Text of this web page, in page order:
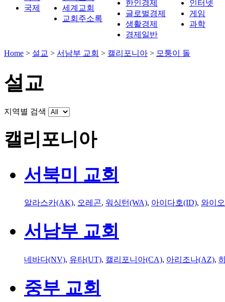
국제
세계교회
교회주소록
한인경제
글로벌경제
생활경제
경제일반
인터넷
게임
과학
Home > 설교 > 서남부 교회 > 캘리포니아 > 모퉁이 돌
설교
지역별 검색
캘리포니아
서북미 교회
알라스카(AK), 오레곤, 워싱턴(WA), 아이다호(ID), 와이
서남부 교회
네바다(NV), 유타(UT), 캘리포니아(CA), 아리조나(AZ),
중부 교회